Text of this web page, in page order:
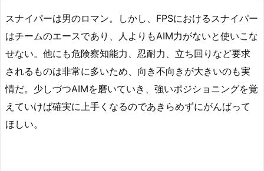
スナイパーは男のロマン。しかし、FPSにおけるスナイパー
はチームのエースであり、人よりもAIM力がないと使いこな
せない。他にも危険察知能力、忍耐力、立ち回りなど要求
されるものは非常に多いため、向き不向きが大きいのも実
情だ。少しづつAIMを磨いていき、強いポジショニングを覚
えていけば確実に上手くなるのであきらめずにがんばって
ほしい。